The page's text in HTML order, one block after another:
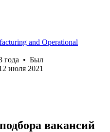
and Operational
года • Был
июля 2021
вакансий